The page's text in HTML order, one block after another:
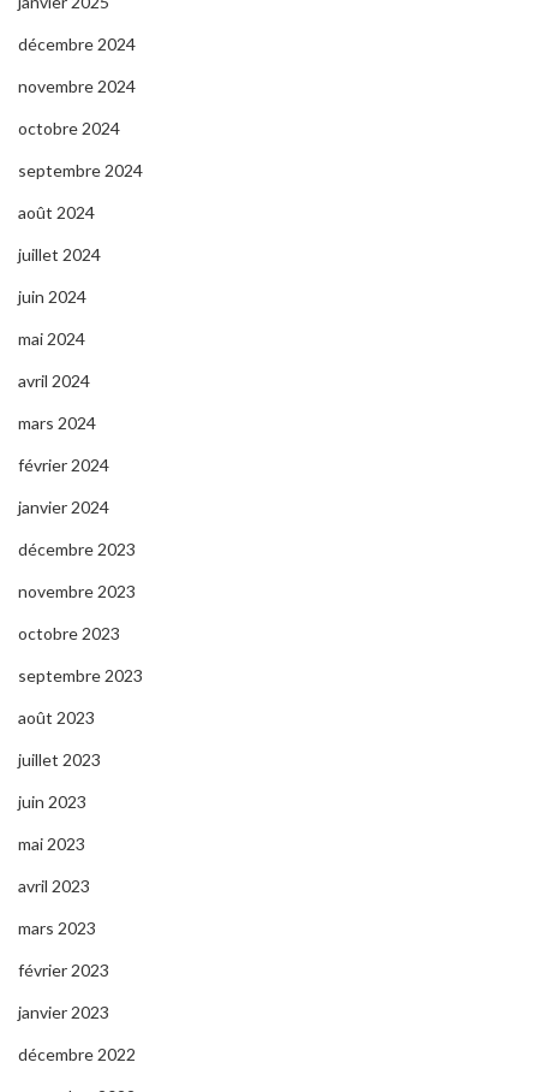
décembre 2024
novembre 2024
octobre 2024
septembre 2024
août 2024
juillet 2024
juin 2024
mai 2024
avril 2024
mars 2024
février 2024
janvier 2024
décembre 2023
novembre 2023
octobre 2023
septembre 2023
août 2023
juillet 2023
juin 2023
mai 2023
avril 2023
mars 2023
février 2023
janvier 2023
décembre 2022